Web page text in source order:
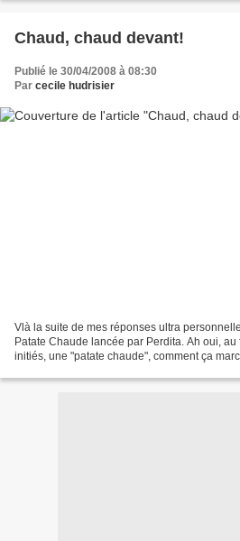
Chaud, chaud devant!
Publié le 30/04/2008 à 08:30
Par cecile hudrisier
Vlà la suite de mes réponses ultra
Patate Chaude lancée par Perdita. Ah oui,
initiés, une "patate chaude", comment ça